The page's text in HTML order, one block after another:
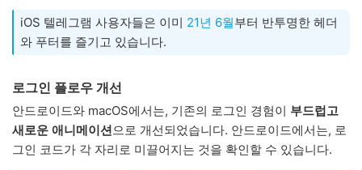
iOS 텔레그램 사용자들은 이미 21년 6월부터 반투명한 헤더
와 푸터를 즐기고 있습니다.
로그인 플로우 개선
안드로이드와 macOS에서는, 기존의 로그인 경험이 부드럽고
새로운 애니메이션으로 개선되었습니다. 안드로이드에서는, 로
그인 코드가 각 자리로 미끌어지는 것을 확인할 수 있습니다.